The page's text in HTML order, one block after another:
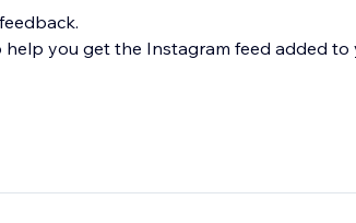
you get the Instagram feed added to